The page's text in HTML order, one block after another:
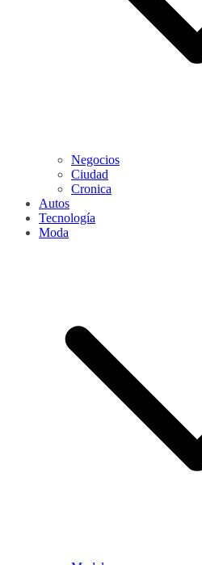
Negocios
Ciudad
Cronica
Autos
Tecnología
Moda